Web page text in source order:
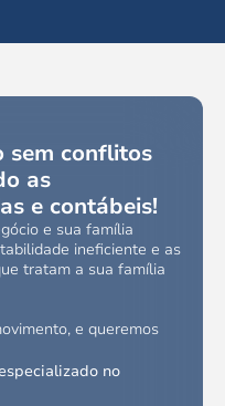
sem conflitos
as
e contábeis!
e sua família
ineficiente e as
tratam a sua família
e queremos
no